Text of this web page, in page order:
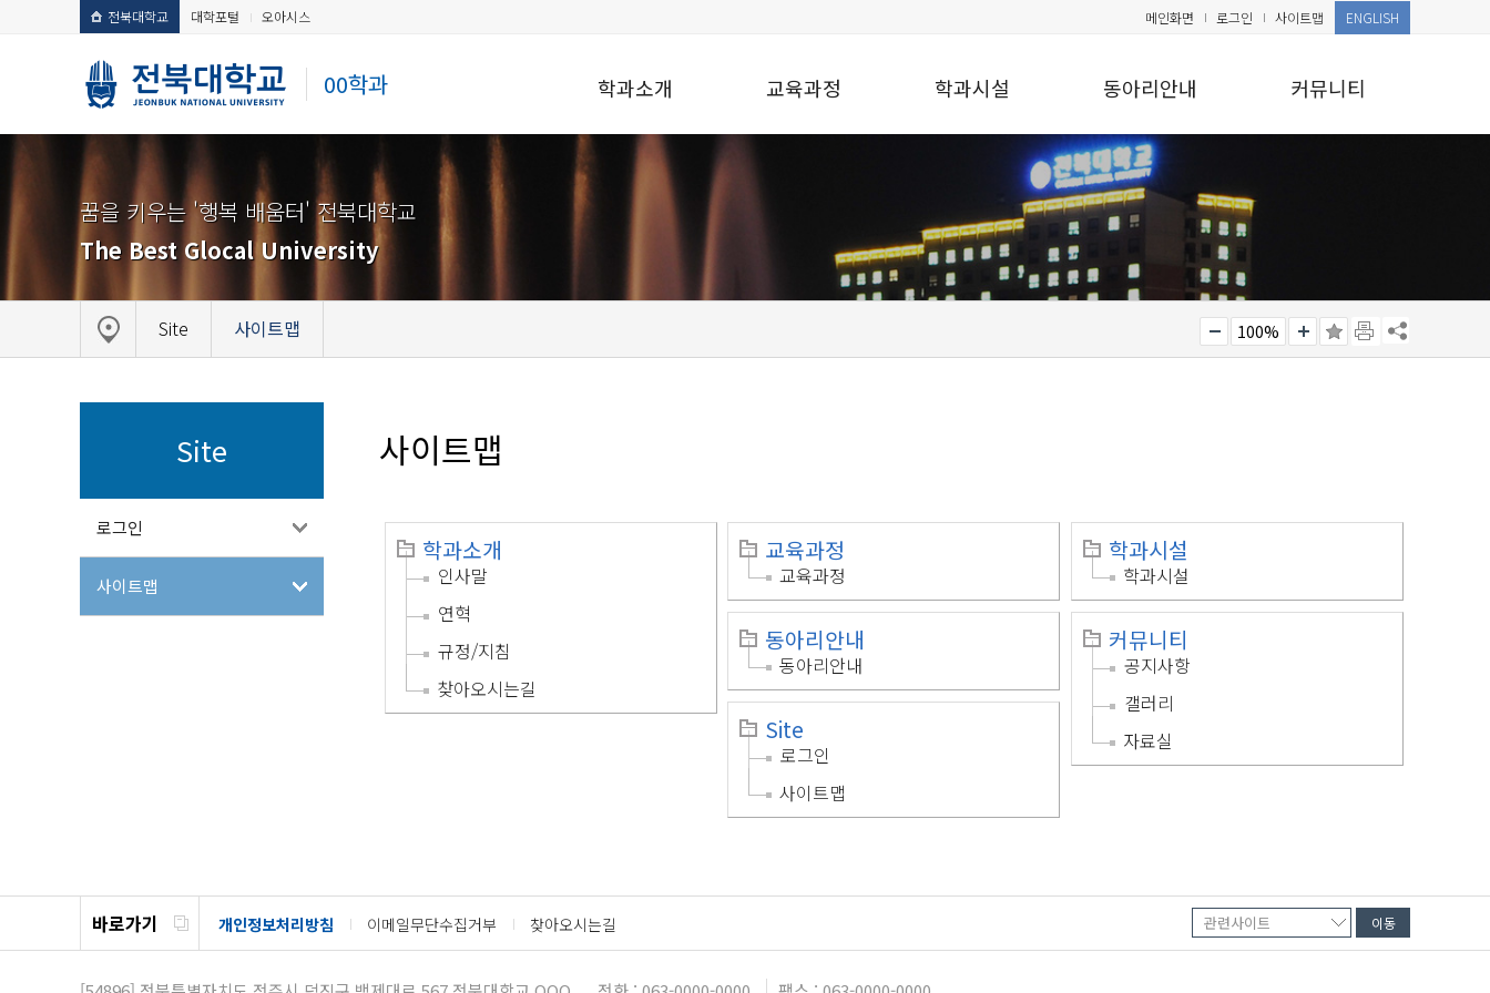
전북대학교 대학포털 오아시스
00학과
메인화면 로그인 사이트맵 ENGLISH
학과소개 교육과정 학과시설 동아리안내 커뮤니티
꿈을 키우는 '행복 배움터' 전북대학교
The Best Glocal University
Site 사이트맵 100%
Site
로그인
사이트맵
사이트맵
학과소개
인사말
연혁
규정/지침
찾아오시는길
교육과정
교육과정
학과시설
학과시설
동아리안내
동아리안내
커뮤니티
공지사항
갤러리
자료실
Site
로그인
사이트맵
바로가기 개인정보처리방침 이메일무단수집거부 찾아오시는길